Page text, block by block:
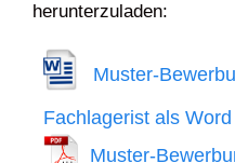
herunterzuladen:
Muster-
Fachlagerist als Word
Muster-